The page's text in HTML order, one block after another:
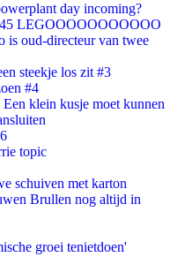
day incoming?
LEGOOOOOOOOOOO
is oud-directeur van twee
steekje los zit #3
#4
klein kusje moet kunnen
topic
schuiven met karton
Brullen nog altijd in
groei tenietdoen'